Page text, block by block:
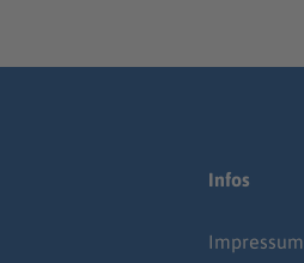
Infos
Impressum